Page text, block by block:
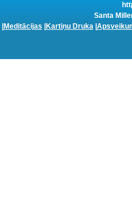
Santa
Meditācijas Kartiņu Druka|